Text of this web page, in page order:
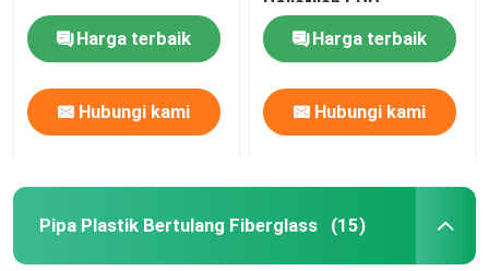
Harga terbaik
Hubungi kami
Harga terbaik
Hubungi kami
Pipa Plastik Bertulang Fiberglass (15)